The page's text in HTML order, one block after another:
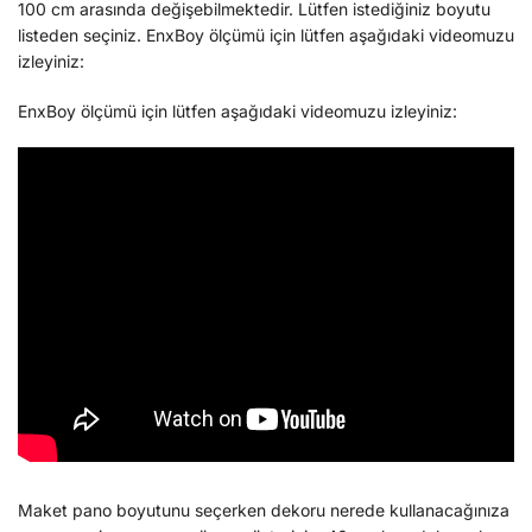
100 cm arasında değişebilmektedir. Lütfen istediğiniz boyutu
listeden seçiniz. EnxBoy ölçümü için lütfen aşağıdaki videomuzu
izleyiniz:
EnxBoy ölçümü için lütfen aşağıdaki videomuzu izleyiniz:
Maket pano boyutunu seçerken dekoru nerede kullanacağınıza